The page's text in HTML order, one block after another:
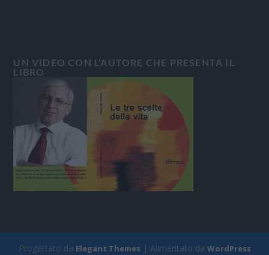
UN VIDEO CON L’AUTORE CHE PRESENTA IL
LIBRO
Progettato da Elegant Themes| Alimentato da WordPress